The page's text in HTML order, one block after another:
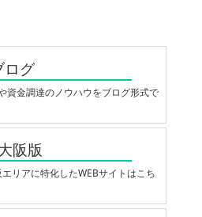
ログ
資金調達のノウハウをブログ形式で
阪版
エリアに特化したWEBサイトはこち